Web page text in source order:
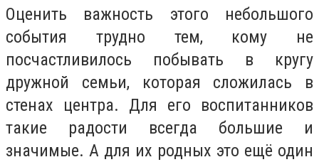
Оценить важность этого небольшого
события трудно тем, кому не
посчастливилось побывать в кругу
дружной семьи, которая сложилась в
стенах центра. Для его воспитанников
такие радости всегда большие и
значимые. А для их родных это ещё один